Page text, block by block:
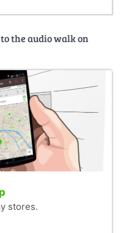
the audio walk on
stores.